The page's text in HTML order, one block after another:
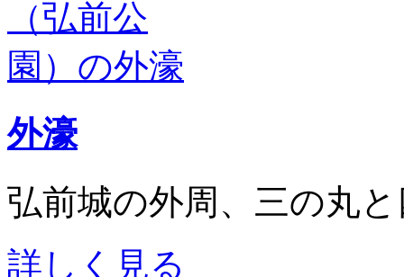
外濠
弘前城の外周、三の丸
詳しく見る